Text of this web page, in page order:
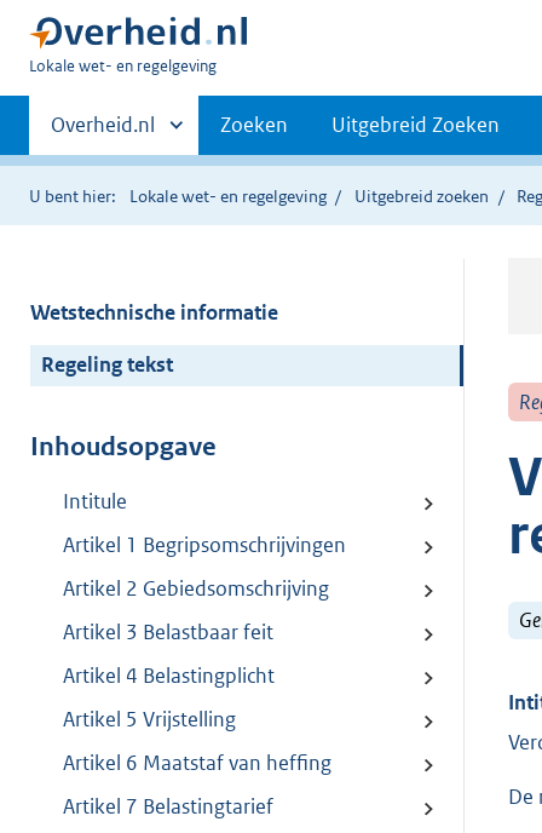
U
hier:
Lokale wet- en regelgeving
Primaire
navigatie
Andere
sites
binnen
Overheid.nl Zoeken Uitgebreid Zoeken
U bent hier: Lokale wet- en regelgeving Uitgebreid zoeken
Wetstechnische informatie
Regeling tekst
Inhoudsopgave
Intitule
Artikel 1 Begripsomschrijvingen
Artikel 2 Gebiedsomschrijving
Artikel 3 Belastbaar feit
Artikel 4 Belastingplicht
Artikel 5 Vrijstelling
Artikel 6 Maatstaf van heffing
Artikel 7 Belastingtarief
De